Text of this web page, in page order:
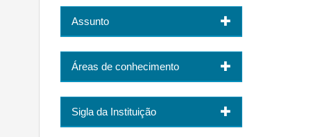
Assunto
Áreas de conhecimento
Sigla da Instituição